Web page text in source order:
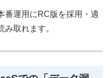
番運用にRC版を採用・適
取れます。